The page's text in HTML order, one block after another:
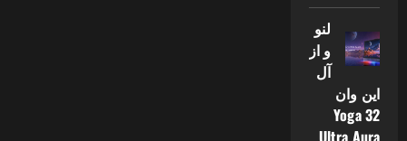
لنو
و از
آل
این وان
Yoga 32